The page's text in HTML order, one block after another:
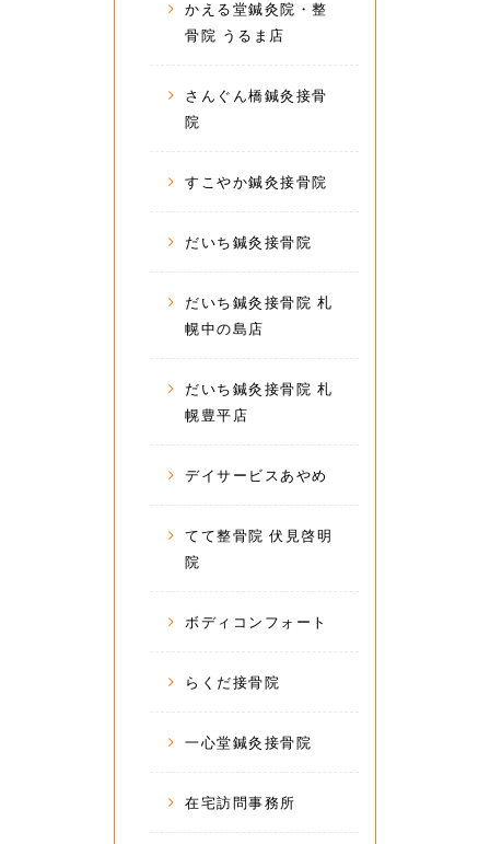
かえる堂鍼灸院・整
骨院 うるま店
さんぐん橋鍼灸接骨
院
すこやか鍼灸接骨院
だいち鍼灸接骨院
だいち鍼灸接骨院 札
幌中の島店
だいち鍼灸接骨院 札
幌豊平店
デイサービスあやめ
てて整骨院 伏見啓明
院
ボディコンフォート
らくだ接骨院
一心堂鍼灸接骨院
在宅訪問事務所